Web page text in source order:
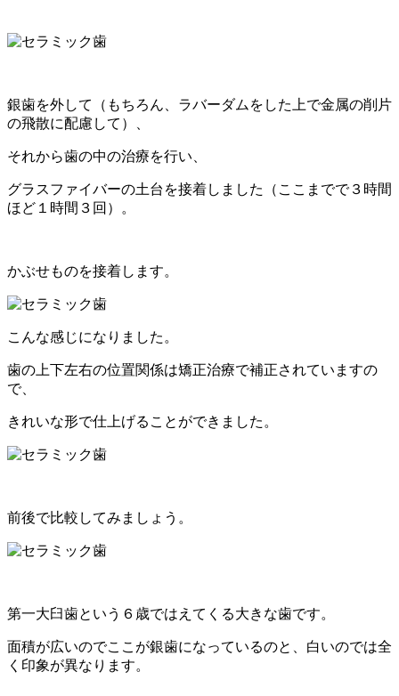
銀歯を外して（もちろん、ラバーダムをした上で金属の削片
の飛散に配慮して）、
それから歯の中の治療を行い、
グラスファイバーの土台を接着しました（ここまでで３時間
ほど１時間３回）。
かぶせものを接着します。
こんな感じになりました。
歯の上下左右の位置関係は矯正治療で補正されていますの
で、
きれいな形で仕上げることができました。
前後で比較してみましょう。
第一大臼歯という６歳ではえてくる大きな歯です。
面積が広いのでここが銀歯になっているのと、白いのでは全
く印象が異なります。